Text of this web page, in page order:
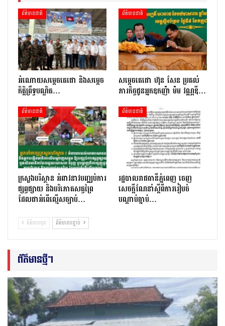
ព័ត៌មានជាតិ
អំណោយសម្តេចតេជោ និងសម្តេច
កិត្តិព្រឹទ្ធបណ្ឌិត…
ព័ត៌មានជាតិ
សម្តេចតេជោ ហ៊ុន សែន ប្រគល់
ភារកិច្ចជូនអ្នកឧកញ៉ា ម៉ម វណ្ណឌី…
ព័ត៌មានជាតិ
ក្រសួងបរិស្ថាន អំពាវនាវបញ្ឈប់ការ
ផ្សព្វផ្សាយ និងបរិភោគសត្វព្រៃ
ដែលជាអំពើល្មើសច្បាប់…
ព័ត៌មានជាតិ
រដ្ឋបាលរាជធានីភ្នំពេញ ចេញ
សេចក្ដីណែនាំស្ដីពីការរៀបចំ
បណ្ដាប់ធ្នាប់…
ព័ត៌មានមុន ព័ត៌មានបន្ទាប់
ព័ត៌មានថ្មីៗ